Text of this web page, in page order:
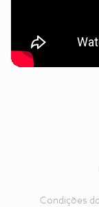
Condições